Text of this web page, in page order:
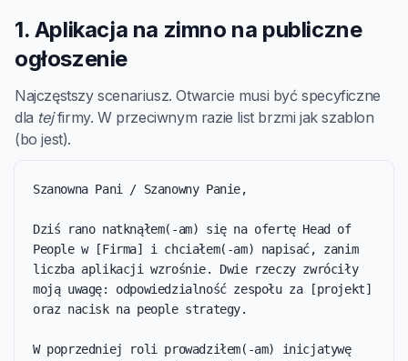
1. Aplikacja na zimno na publiczne
ogłoszenie
Najczęstszy scenariusz. Otwarcie musi być specyficzne
dla tejfirmy. W przeciwnym razie list brzmi jak szablon
(bo jest).
Szanowna Pani / Szanowny Panie,
Dziś rano natknąłem(-am) się na ofertę Head of
People w [Firma] i chciałem(-am) napisać, zanim
liczba aplikacji wzrośnie. Dwie rzeczy zwróciły
moją uwagę: odpowiedzialność zespołu za [projekt]
oraz nacisk na people strategy.
W poprzedniej roli prowadziłem(-am) inicjatywę